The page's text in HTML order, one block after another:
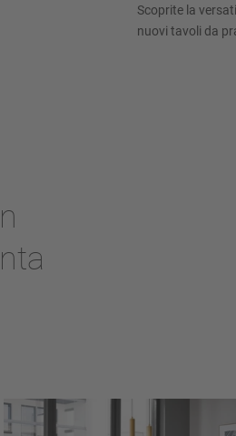
Scoprite la
nuovi tavoli da